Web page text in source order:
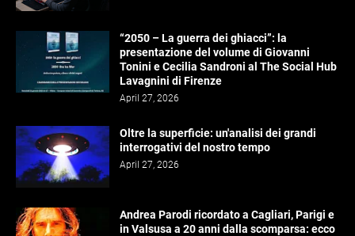
“2050 – La guerra dei ghiacci”: la
presentazione del volume di Giovanni
Tonini e Cecilia Sandroni al The Social Hub
Lavagnini di Firenze
April 27, 2026
Oltre la superficie: un'analisi dei grandi
interrogativi del nostro tempo
April 27, 2026
Andrea Parodi ricordato a Cagliari, Parigi e
in Valsusa a 20 anni dalla scomparsa: ecco